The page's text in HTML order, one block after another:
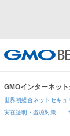
GMOインターネッ
世界初総合ネットセキュ
実在証明・盗聴対策